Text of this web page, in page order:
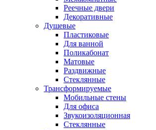
Реечные двери
Декоративные
Душевые
Пластиковые
Для ванной
Поликабонат
Матовые
Раздвижные
Стеклянные
Трансформируемые
Мобильные стены
Для офиса
Звукоизоляционная
Стеклянные